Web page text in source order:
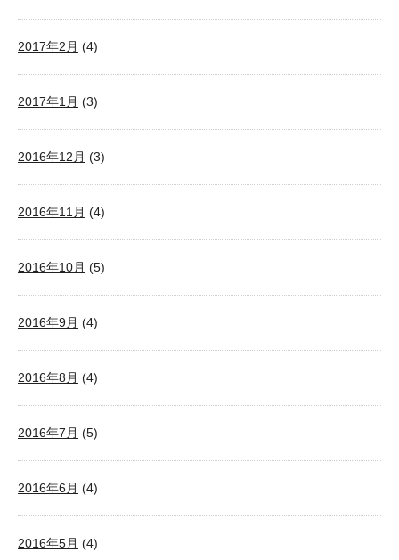
2017年2月 (4)
2017年1月 (3)
2016年12月 (3)
2016年11月 (4)
2016年10月 (5)
2016年9月 (4)
2016年8月 (4)
2016年7月 (5)
2016年6月 (4)
2016年5月 (4)